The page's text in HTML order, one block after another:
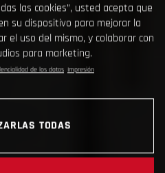
las cookies”, usted acepta que
su dispositivo para mejorar la
el uso del mismo, y colaborar con
para marketing.
de los datos Impresión
TODAS